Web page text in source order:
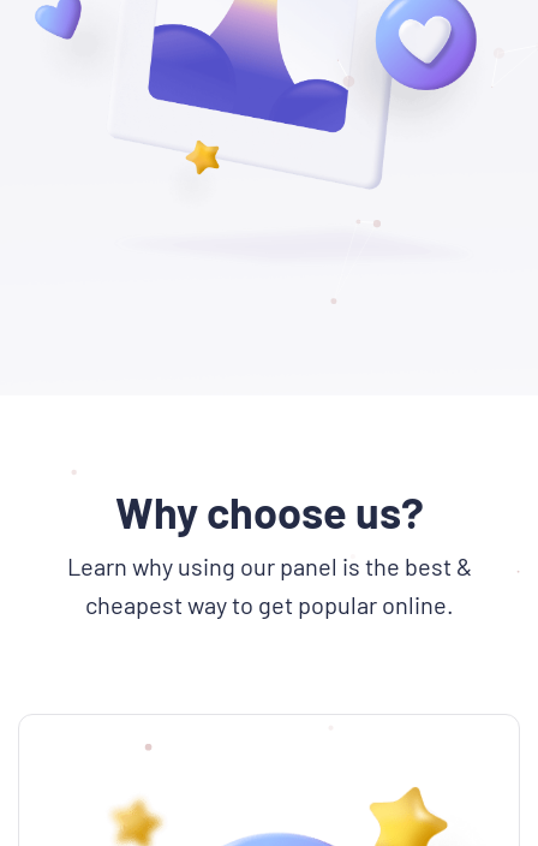
Why choose us?
Learn why using our panel is the best &
cheapest way to get popular online.